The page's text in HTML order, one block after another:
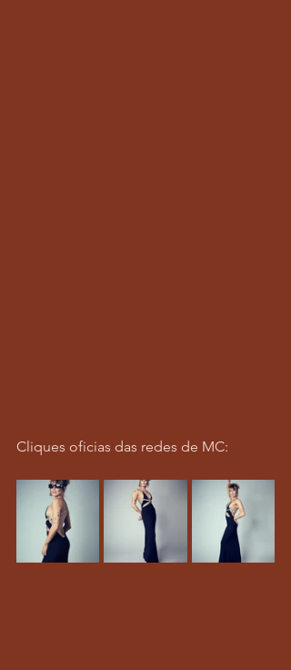
Cliques oficias das redes de MC: